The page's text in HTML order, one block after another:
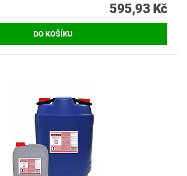
595,93 Kč